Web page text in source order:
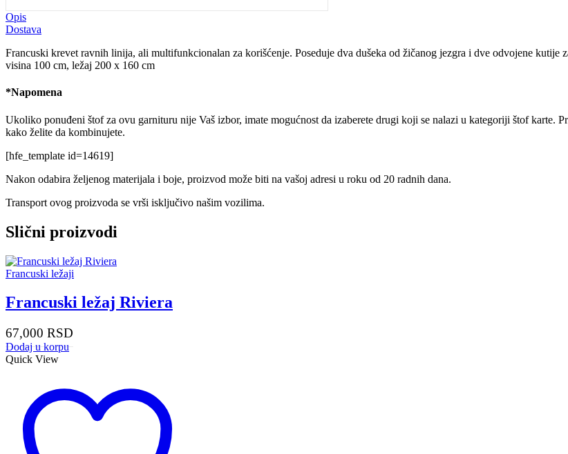
Opis
Dostava
Francuski krevet ravnih linija, ali multifunkcionalan za korišćenje. Poseduje dva dušeka od žičanog jezgra i dve odvojene kutije
visina 100 cm, ležaj 200 x 160 cm
*Napomena
Ukoliko ponuđeni štof za ovu garnituru nije Vaš izbor, imate mogućnost da izaberete drugi koji se nalazi u kategoriji štof karte.
kako želite da kombinujete.
[hfe_template id=14619]
Nakon odabira željenog materijala i boje, proizvod može biti na vašoj adresi u roku od 20 radnih dana.
Transport ovog proizvoda se vrši isključivo našim vozilima.
Slični proizvodi
Francuski ležaji
Francuski ležaj Riviera
67,000 RSD
Dodaj u korpu
Quick View